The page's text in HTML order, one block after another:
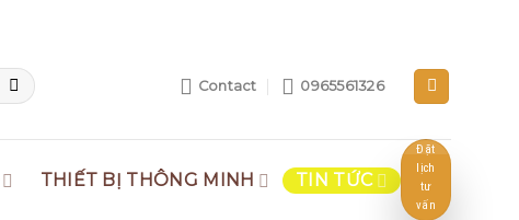
Contact 0965561326
THIẾT BỊ THÔNG MINH TIN TỨC
Đặt
lịch
tư
vấn